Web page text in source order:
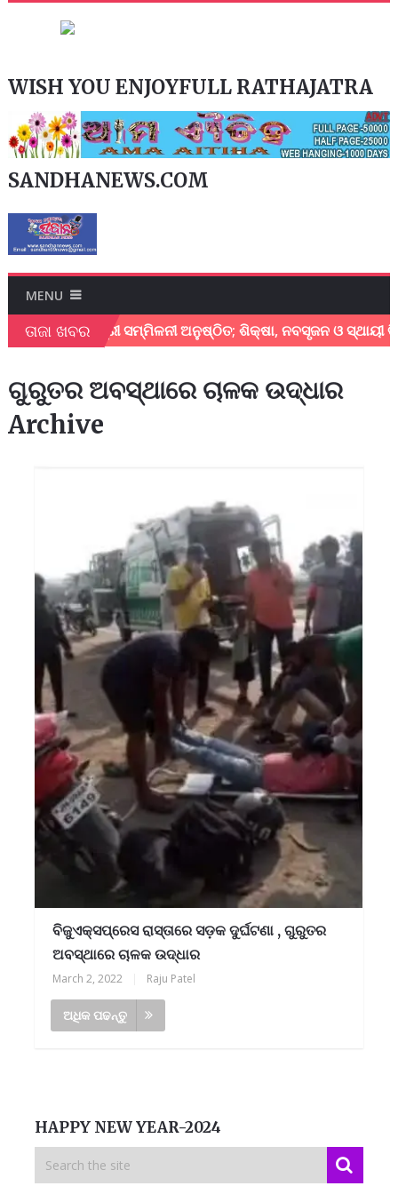
WISH YOU ENJOYFULL RATHAJATRA
SANDHANEWS.COM
MENU
ତାଜା ଖବର
ଶିକ୍ଷାମନ୍ତ୍ରୀ ସମ୍ମିଳନୀ ଅନୁଷ୍ଠିତ; ଶିକ୍ଷା, ନବସୃଜନ ଓ ସ୍ଥାୟୀ
ଗୁରୁତର ଅବସ୍ଥାରେ ଚାଳକ ଉଦ୍ଧାର
Archive
ବିଜୁଏକ୍ସପ୍ରେସ ରାସ୍ତାରେ ସଡ଼କ ଦୁର୍ଘଟଣା , ଗୁରୁତର
ଅବସ୍ଥାରେ ଚାଳକ ଉଦ୍ଧାର
March 2, 2022 Raju Patel
ଅଧିକ ପଢନ୍ତୁ
HAPPY NEW YEAR-2024